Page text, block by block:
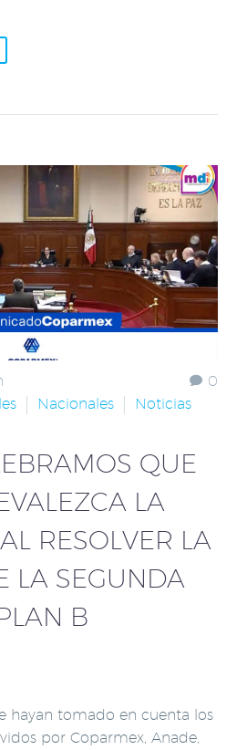
0
Nacionales Noticias
QUE
LA
RESOLVER LA
LA SEGUNDA
B
hayan tomado en cuenta los
por Coparmex, Anade,